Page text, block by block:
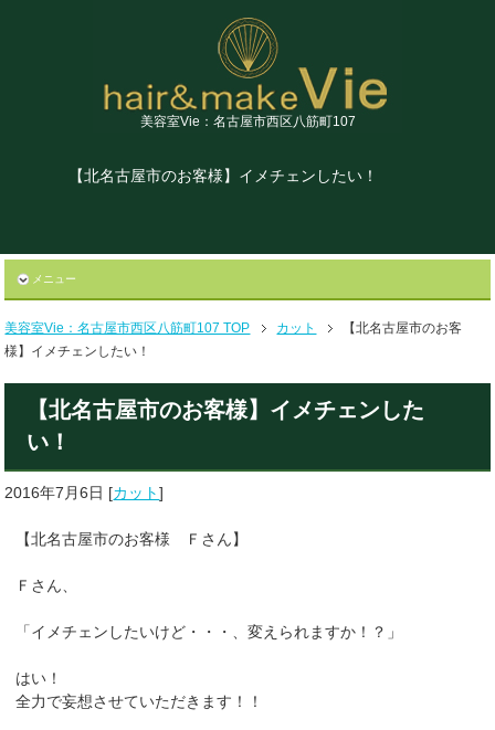
美容室Vie：名古屋市西区八筋町107
【北名古屋市のお客様】イメチェンしたい！
メニュー
美容室Vie：名古屋市西区八筋町107 TOP カット
【北名古屋市のお客
様】イメチェンしたい！
【北名古屋市のお客様】イメチェンした
い！
2016年7月6日 [カット]
【北名古屋市のお客様 Ｆさん】
Ｆさん、
「イメチェンしたいけど・・・、変えられますか！？」
はい！
全力で妄想させていただきます！！